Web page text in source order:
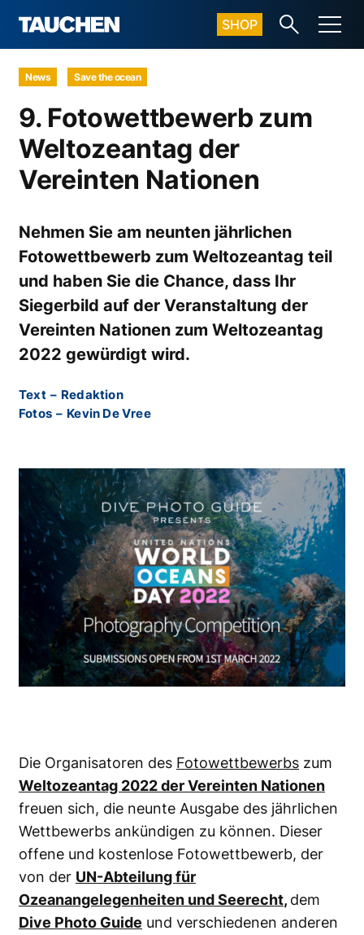
SHOP
News Save the ocean
9. Fotowettbewerb zum
Weltozeantag der
Vereinten Nationen
Nehmen Sie am neunten jährlichen
Fotowettbewerb zum Weltozeantag teil
und haben Sie die Chance, dass Ihr
Siegerbild auf der Veranstaltung der
Vereinten Nationen zum Weltozeantag
2022 gewürdigt wird.
Text – Redaktion
Fotos – Kevin De Vree
Die Organisatoren des Fotowettbewerbs zum
Weltozeantag 2022 der Vereinten Nationen
freuen sich, die neunte Ausgabe des jährlichen
Wettbewerbs ankündigen zu können. Dieser
offene und kostenlose Fotowettbewerb, der
von der UN-Abteilung für
Ozeanangelegenheiten und Seerecht, dem
Dive Photo Guide und verschiedenen anderen